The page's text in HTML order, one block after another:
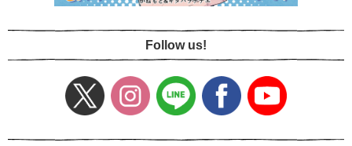
Follow us!